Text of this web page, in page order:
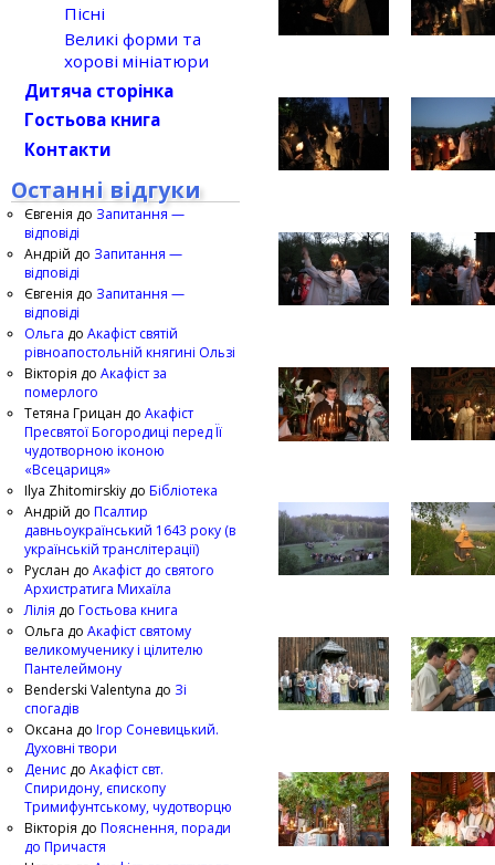
Пісні
Великі форми та
хорові мініатюри
Дитяча сторінка
Гостьова книга
Контакти
Останні відгуки
Євгенія до Запитання —
відповіді
Андрій до Запитання —
відповіді
Євгенія до Запитання —
відповіді
Ольга до Акафіст святій
рівноапостольній княгині Ользі
Вікторія до Акафіст за
померлого
Тетяна Грицан до Акафіст
Пресвятої Богородиці перед Її
чудотворною іконою
«Всецариця»
Ilya Zhitomirskiy до Бібліотека
Андрій до Псалтир
давньоукраїнський 1643 року (в
українській транслітерації)
Руслан до Акафіст до святого
Архистратига Михаїла
Лілія до Гостьова книга
Ольга до Акафіст святому
великомученику і цілителю
Пантелеймону
Benderski Valentyna до Зі
спогадів
Оксана до Ігор Соневицький.
Духовні твори
Денис до Акафіст свт.
Спиридону, єпископу
Тримифунтському, чудотворцю
Вікторія до Пояснення, поради
до Причастя